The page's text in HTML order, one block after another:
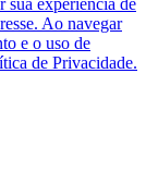
Ao navegar
e o uso de
de Privacidade.